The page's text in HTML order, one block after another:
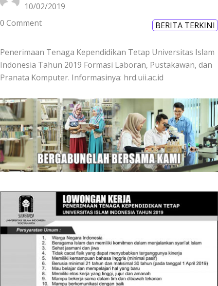
10/02/2019
0 Comment
BERITA TERKINI
Penerimaan Tenaga Kependidikan Tetap Universitas Islam
Indonesia Tahun 2019 Formasi Laboran, Pustakawan, dan
Pranata Komputer. Informasinya: hrd.uii.ac.id